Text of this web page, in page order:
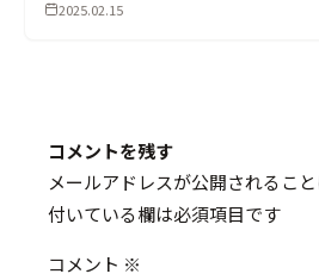
2025.02.15
コメントを残す
メールアドレスが公開されること
付いている欄は必須項目です
コメント ※